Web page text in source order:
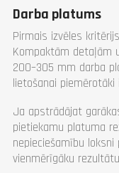
Darba platums
Pirmais izvēles
Kompaktām detaļām
200–305 mm darba
lietošanai
Ja apstrādājat
pietiekamu platuma
nepieciešamību
vienmērīgāku